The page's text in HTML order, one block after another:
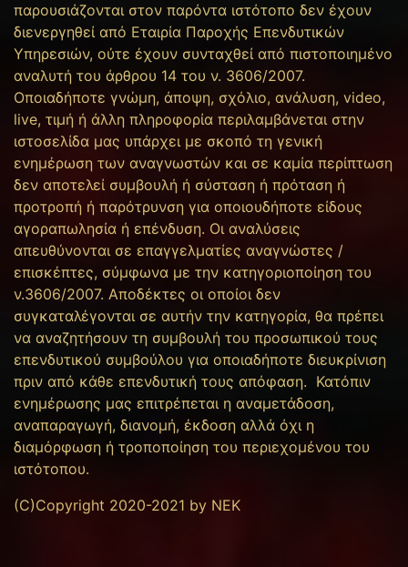
παρουσιάζονται στον παρόντα ιστότοπο δεν έχουν
διενεργηθεί από Εταιρία Παροχής Επενδυτικών
Υπηρεσιών, ούτε έχουν συνταχθεί από πιστοποιημένο
αναλυτή του άρθρου 14 του ν. 3606/2007.
Οποιαδήποτε γνώμη, άποψη, σχόλιο, ανάλυση, video,
live, τιμή ή άλλη πληροφορία περιλαμβάνεται στην
ιστοσελίδα μας υπάρχει με σκοπό τη γενική
ενημέρωση των αναγνωστών και σε καμία περίπτωση
δεν αποτελεί συμβουλή ή σύσταση ή πρόταση ή
προτροπή ή παρότρυνση για οποιουδήποτε είδους
αγοραπωλησία ή επένδυση. Οι αναλύσεις
απευθύνονται σε επαγγελματίες αναγνώστες /
επισκέπτες, σύμφωνα με την κατηγοριοποίηση του
ν.3606/2007. Αποδέκτες οι οποίοι δεν
συγκαταλέγονται σε αυτήν την κατηγορία, θα πρέπει
να αναζητήσουν τη συμβουλή του προσωπικού τους
επενδυτικού συμβούλου για οποιαδήποτε διευκρίνιση
πριν από κάθε επενδυτική τους απόφαση. Κατόπιν
ενημέρωσης μας επιτρέπεται η αναμετάδοση,
αναπαραγωγή, διανομή, έκδοση αλλά όχι η
διαμόρφωση ή τροποποίηση του περιεχομένου του
ιστότοπου.
(C)Copyright 2020-2021 by NEK